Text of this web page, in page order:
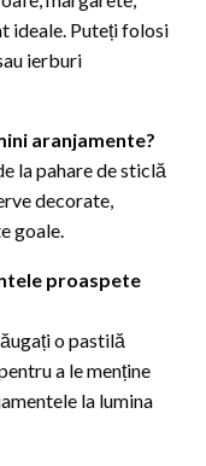
ideale. Puteți folosi
ierburi
aranjamente?
la pahare de sticlă
decorate,
goale.
proaspete
o pastilă
a le menține
la lumina